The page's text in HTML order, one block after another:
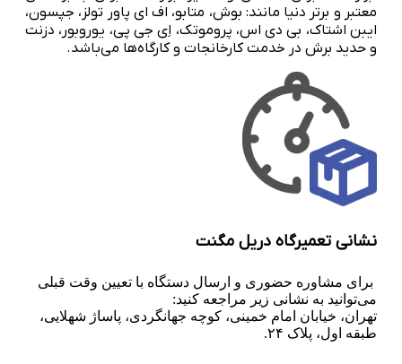
معتبر و برتر دنیا مانند: بوش، متابو، اف ای پاور تولز، جپسون،
ایبن اشتاک، بی دی اس، پروموتک، اِی جی پی، یوروبور، دزنت
و حدید برش در خدمت کارخانجات و کارگاه‌ها می‌باشد.
نشانی تعمیرگاه دریل مگنت
برای مشاوره حضوری و ارسال دستگاه با تعیین وقت قبلی
می‌توانید به نشانی زیر مراجعه کنید:
تهران، خیابان امام خمینی، کوچه جهانگردی، پاساژ شهلایی،
طبقه اول، پلاک ۲۴.